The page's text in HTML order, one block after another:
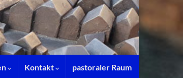
Kontakt pastoraler Raum